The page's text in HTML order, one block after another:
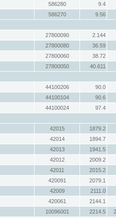
586280
9.4
586270
9.56
27800090
2.144
27800080
36.59
27800060
38.72
27800050
40.611
44100206
90.0
44100104
90.6
44100024
97.4
42015
1879.2
42014
1894.7
42013
1941.5
42012
2009.2
42011
2015.2
420091
2079.1
42009
2111.0
420061
2144.1
10096001 2214.5